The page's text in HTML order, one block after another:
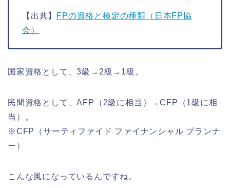
【出典】
FPの資格と検定の種類（日本FP協
会）
国家資格として、3級→2級→1級。
民間資格として、AFP（2級に相当）→CFP（1級に相
当）。
※CFP（サーティファイド ファイナンシャル プランナ
ー）
こんな風になっているんですね。